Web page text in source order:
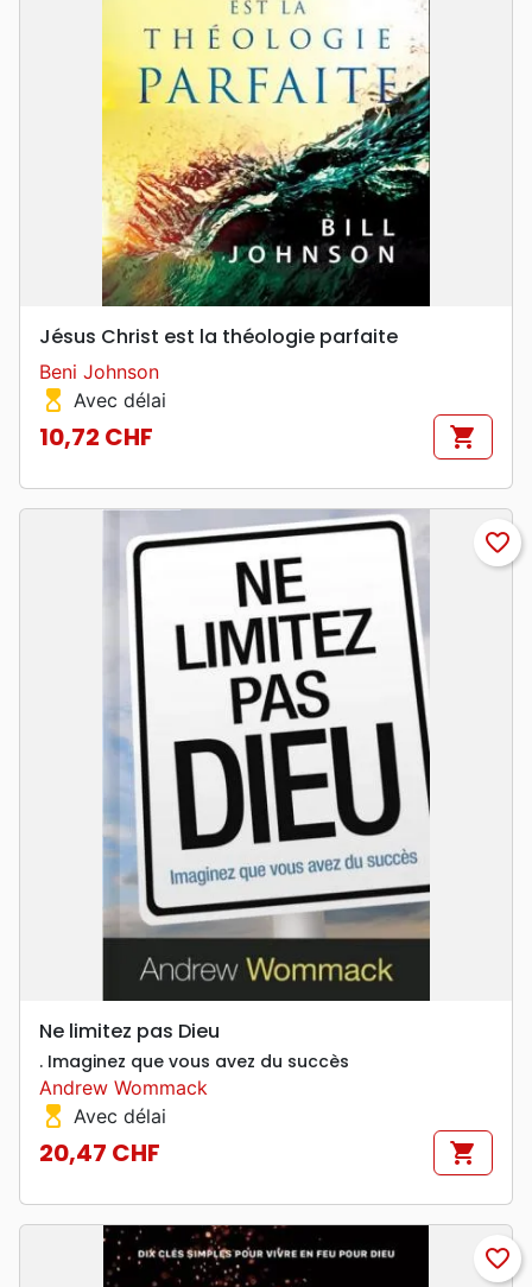
Jésus Christ est la théologie parfaite
Beni Johnson
hourglass_top Avec délai
Prix
10,72 CHF shopping_cart
favorite_border
Ne limitez pas Dieu
. Imaginez que vous avez du succès
Andrew Wommack
hourglass_top Avec délai
Prix
20,47 CHF shopping_cart
favorite_border